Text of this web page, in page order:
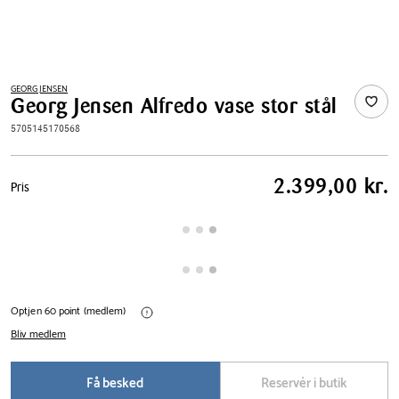
GEORG JENSEN
Georg Jensen Alfredo vase stor stål
5705145170568
Pris
tabel
Pris 2.399,00 kr.
Optjen 60 point (medlem)
Bliv medlem
Få besked Reservér i butik